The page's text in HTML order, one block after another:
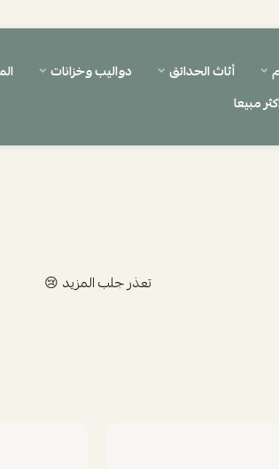
أثاث الحدائق دواليب وخزانات
مبيعا
تعذر جلب المزيد 😢